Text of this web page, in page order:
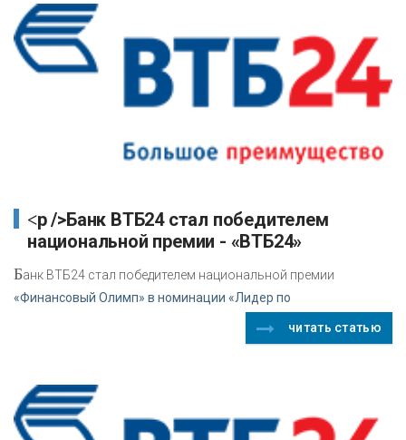
<p />Банк ВТБ24 стал победителем
национальной премии - «ВТБ24»
Банк ВТБ24 стал победителем национальной премии
«Финансовый Олимп» в номинации «Лидер по
читать статью